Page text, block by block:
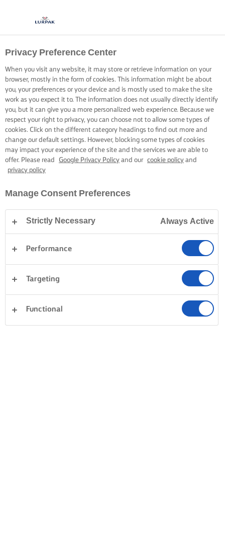
Privacy Preference Center
When you visit any website, it may store or retrieve information on your
browser, mostly in the form of cookies. This information might be about
you, your preferences or your device and is mostly used to make the site
work as you expect it to. The information does not usually directly identify
you, but it can give you a more personalized web experience. Because we
respect your right to privacy, you can choose not to allow some types of
cookies. Click on the different category headings to find out more and
change our default settings. However, blocking some types of cookies
may impact your experience of the site and the services we are able to
offer. Please read
Google Privacy Policy and our cookie policy and
privacy policy
Manage Consent Preferences
Strictly Necessary Always Active
Performance
Targeting
Functional